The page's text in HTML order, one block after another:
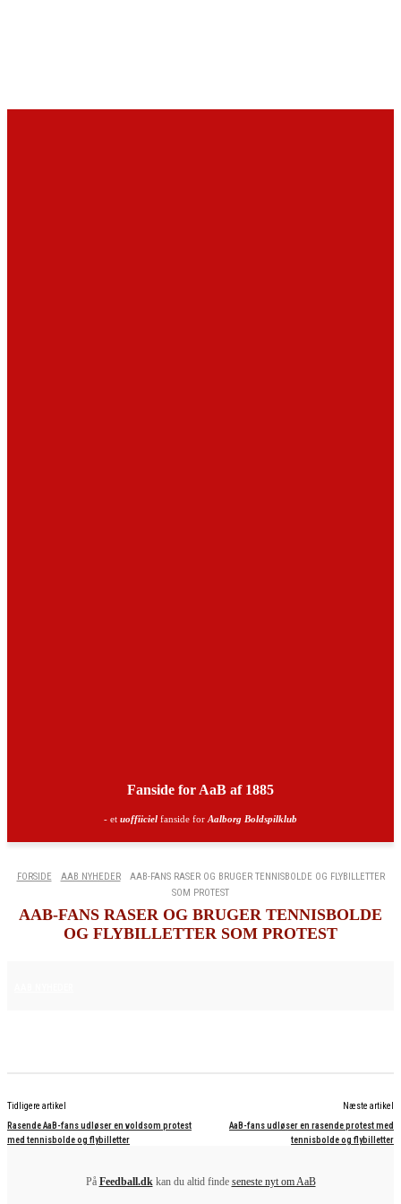
Fanside for AaB af 1885
- et uoffiiciel fanside for Aalborg Boldspilklub
FORSIDE AAB NYHEDER
AAB-FANS RASER OG BRUGER TENNISBOLDE OG FLYBILLETTER
SOM PROTEST
AAB-FANS RASER OG BRUGER TENNISBOLDE
OG FLYBILLETTER SOM PROTEST
Tidligere artikel
Rasende AaB-fans udløser en voldsom protest
med tennisbolde og flybilletter
Næste artikel
AaB-fans udløser en rasende protest med
tennisbolde og flybilletter
På Feedball.dkkan du altid finde seneste nyt om AaB